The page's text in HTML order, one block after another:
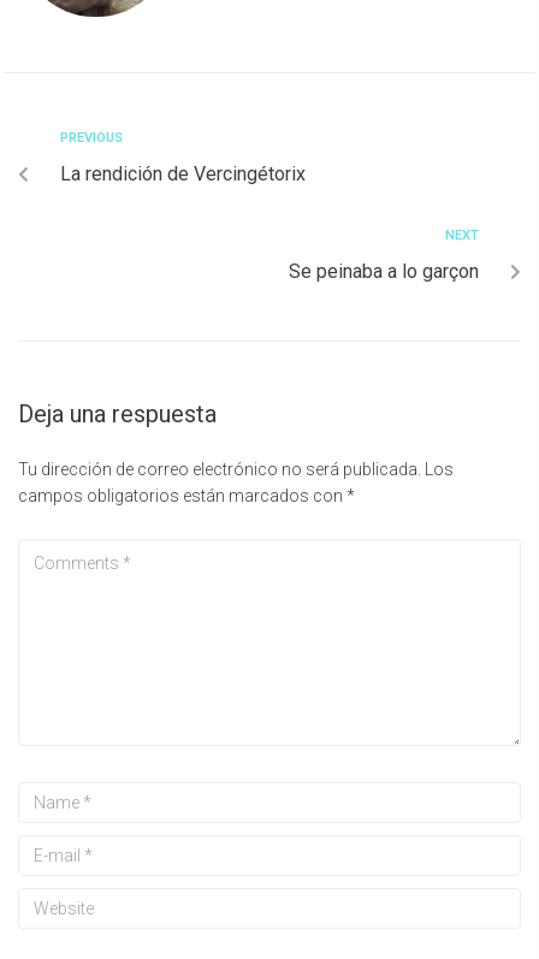
PREVIOUS
La rendición de Vercingétorix
NEXT
Se peinaba a lo garçon
Deja una respuesta
Tu dirección de correo electrónico no será publicada. Los
campos obligatorios están marcados con *